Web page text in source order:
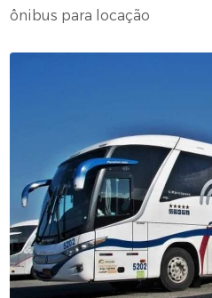
ônibus para locação